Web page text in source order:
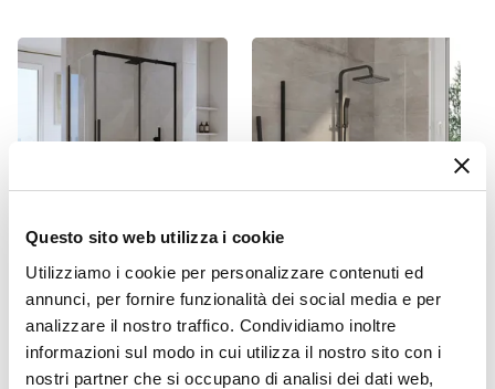
Questo sito web utilizza i cookie
Utilizziamo i cookie per personalizzare contenuti ed
annunci, per fornire funzionalità dei social media e per
analizzare il nostro traffico. Condividiamo inoltre
informazioni sul modo in cui utilizza il nostro sito con i
nostri partner che si occupano di analisi dei dati web,
Laterale
Dimensioni Scarico
Copertura Scarico
Piletta
Non inclusa
CODICE:ALS-119N
Box doccia 90x110 cm
scorrevole vetro anticalcare
8 mm trasparente profilo
nero opaco 200 h - Alissa
CODICE:RBN-NP
Colonna doccia 92h cm
nero opaco - Ribbon